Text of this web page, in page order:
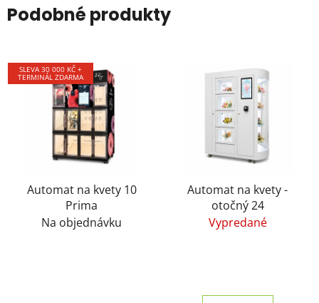
Podobné produkty
SLEVA 30 000 KČ +
TERMINÁL ZDARMA
Automat na kvety 10
Prima
Na objednávku
Automat na kvety -
otočný 24
Vypredané